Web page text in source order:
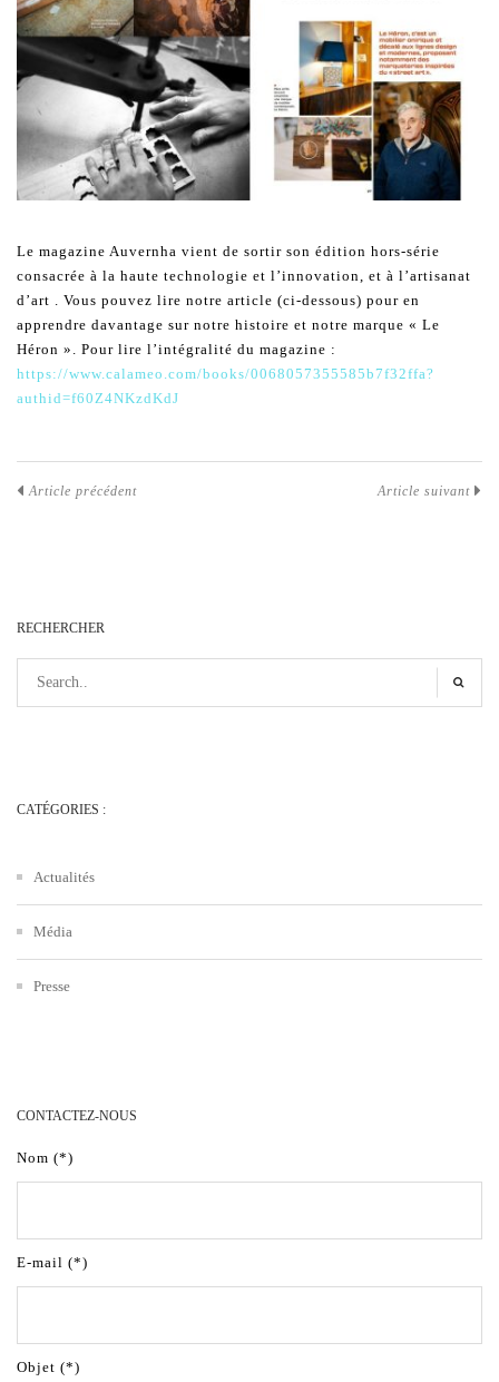
Le magazine Auvernha vient de sortir son édition hors-série
consacrée à la haute technologie et l’innovation, et à l’artisanat
d’art . Vous pouvez lire notre article (ci-dessous) pour en
apprendre davantage sur notre histoire et notre marque « Le
Héron ». Pour lire l’intégralité du magazine :
https://www.calameo.com/books/0068057355585b7f32ffa?
authid=f60Z4NKzdKdJ
Article précédent Article suivant
RECHERCHER
CATÉGORIES :
Actualités
Média
Presse
CONTACTEZ-NOUS
Nom (*)
E-mail (*)
Objet (*)